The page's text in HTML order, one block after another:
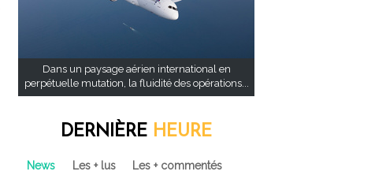
Dans un paysage aérien international en
perpétuelle mutation, la fluidité des opérations...
DERNIÈRE HEURE
News Les + lus Les + commentés